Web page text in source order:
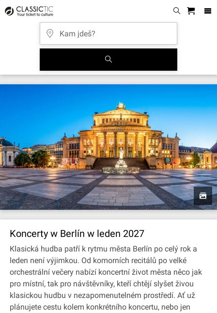
Koncerty w Berlín w leden 2027
Klasická hudba patří k rytmu města Berlín po celý rok a
leden není výjimkou. Od komorních recitálů po velké
orchestrální večery nabízí koncertní život města něco jak
pro místní, tak pro návštěvníky, kteří chtějí slyšet živou
klasickou hudbu v nezapomenutelném prostředí. Ať už
plánujete cestu kolem konkrétního koncertu, nebo jen